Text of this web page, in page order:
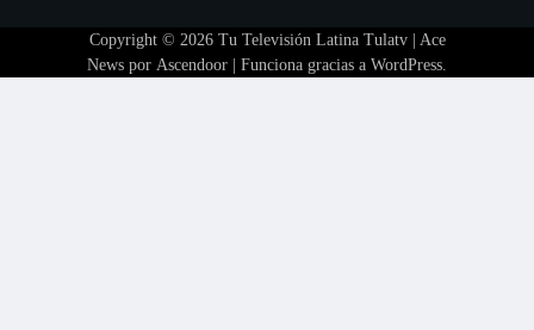
Copyright © 2026 Tu Televisión Latina Tulatv| Ace
News por Ascendoor | Funciona gracias a WordPress.